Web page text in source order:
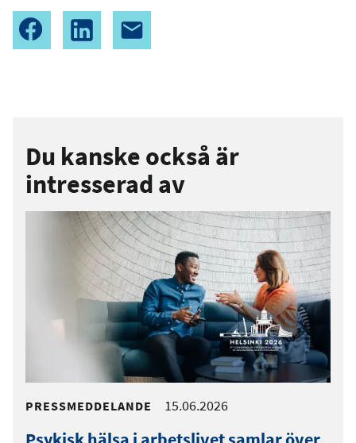
Du kanske också är
intresserad av
PRESSMEDDELANDE 15.06.2026